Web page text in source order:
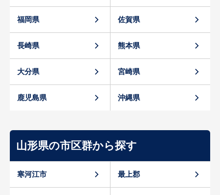
福岡県 佐賀県
長崎県 熊本県
大分県 宮崎県
鹿児島県 沖縄県
山形県の市区群から探す
寒河江市 最上郡